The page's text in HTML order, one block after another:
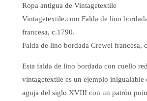
Ropa antigua de Vintagetextile
Vintagetextile.com Falda de lino
francesa, c.1790.
Falda de lino bordada Crewel francesa,
Esta falda de lino bordada con cuello
vintagetextile es un ejemplo inigualable
aguja del siglo XVIII con un patrón